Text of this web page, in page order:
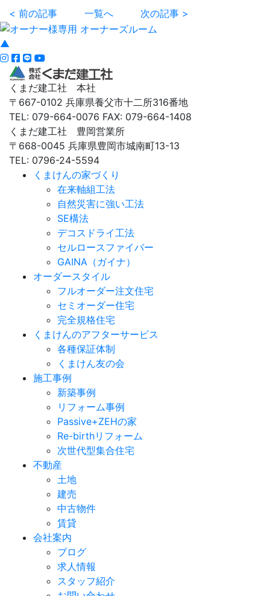
< 前の記事 一覧へ 次の記事 >
▲
くまだ建工社 本社
〒667-0102 兵庫県養父市十二所316番地
TEL: 079-664-0076 FAX: 079-664-1408
くまだ建工社 豊岡営業所
〒668-0045 兵庫県豊岡市城南町13-13
TEL: 0796-24-5594
くまけんの家づくり
在来軸組工法
自然災害に強い工法
SE構法
デコスドライ工法
セルロースファイバー
GAINA（ガイナ）
オーダースタイル
フルオーダー注文住宅
セミオーダー住宅
完全規格住宅
くまけんのアフターサービス
各種保証体制
くまけん友の会
施工事例
新築事例
リフォーム事例
Passive+ZEHの家
Re-birthリフォーム
次世代型集合住宅
不動産
土地
建売
中古物件
賃貸
会社案内
ブログ
求人情報
スタッフ紹介